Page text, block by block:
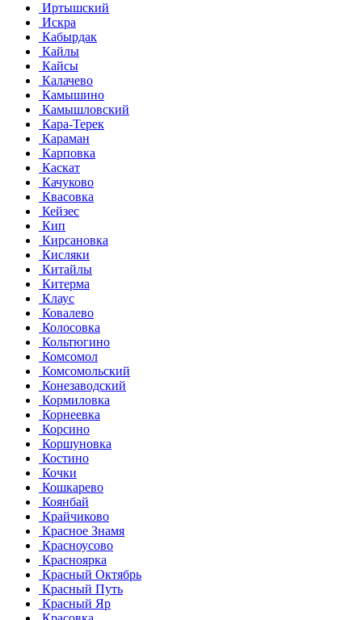
Иртышский
Искра
Кабырдак
Кайлы
Кайсы
Калачево
Камышино
Камышловский
Кара-Терек
Караман
Карповка
Каскат
Качуково
Квасовка
Кейзес
Кип
Кирсановка
Кисляки
Китайлы
Китерма
Клаус
Ковалево
Колосовка
Кольтюгино
Комсомол
Комсомольский
Конезаводский
Кормиловка
Корнеевка
Корсино
Коршуновка
Костино
Кочки
Кошкарево
Коянбай
Крайчиково
Красное Знамя
Красноусово
Красноярка
Красный Октябрь
Красный Путь
Красный Яр